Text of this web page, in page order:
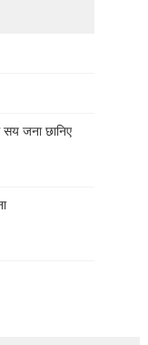
सय जना छानिए